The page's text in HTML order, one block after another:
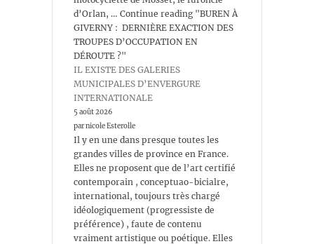
d’Orlan, … Continue reading "BUREN À
GIVERNY : DERNIÈRE EXACTION DES
TROUPES D’OCCUPATION EN
DÉROUTE ?"
IL EXISTE DES GALERIES
MUNICIPALES D’ENVERGURE
INTERNATIONALE
5 août 2026
par nicole Esterolle
Il y en une dans presque toutes les
grandes villes de province en France.
Elles ne proposent que de l’art certifié
contemporain , conceptuao-bicialre,
international, toujours très chargé
idéologiquement (progressiste de
préférence) , faute de contenu
vraiment artistique ou poétique. Elles